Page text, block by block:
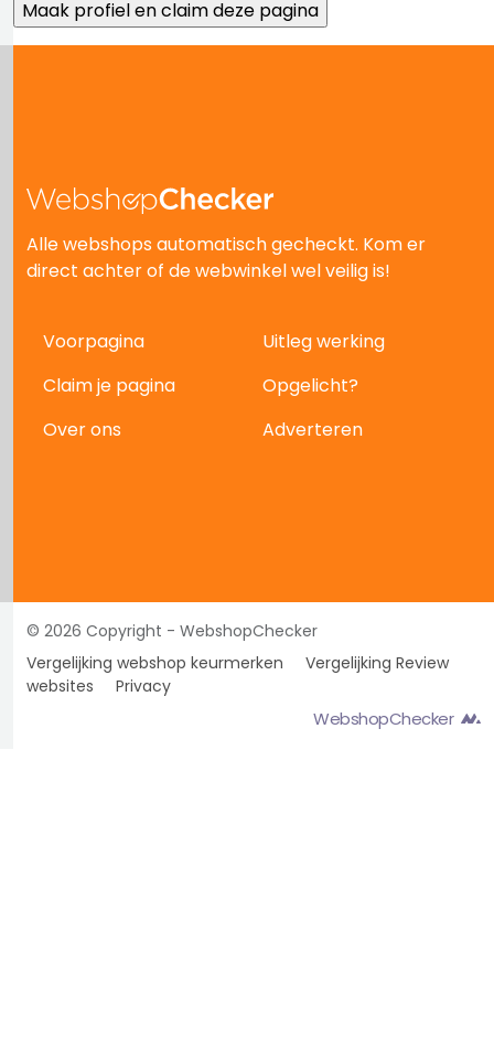
Alle webshops automatisch gecheckt. Kom er
direct achter of de webwinkel wel veilig is!
Voorpagina
Uitleg werking
Claim je pagina
Opgelicht?
Over ons
Adverteren
© 2026 Copyright - WebshopChecker
Vergelijking webshop keurmerken
Vergelijking Review
websites
Privacy
WebshopChecker